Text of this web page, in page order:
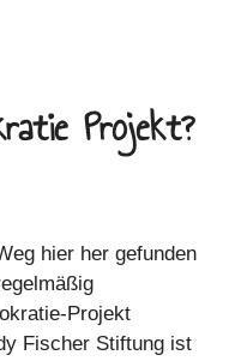
Projekt?
hier her gefunden
Projekt
Fischer Stiftung ist